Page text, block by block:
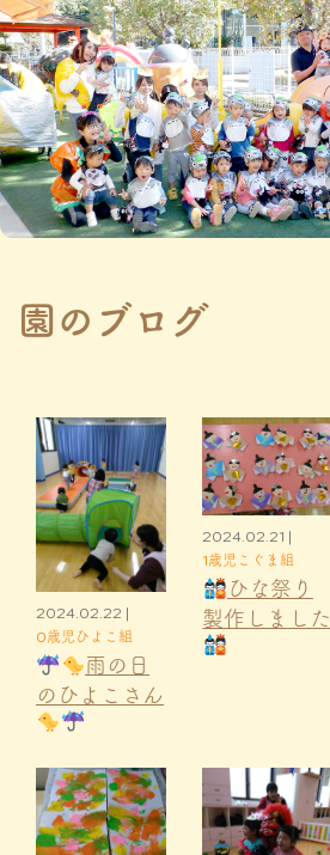
園のブログ
2024.02.22 |
0歳児ひよこ組
雨の日
のひよこさん
2024.02.21 |
1歳児こぐま組
ひな祭り
製作しました